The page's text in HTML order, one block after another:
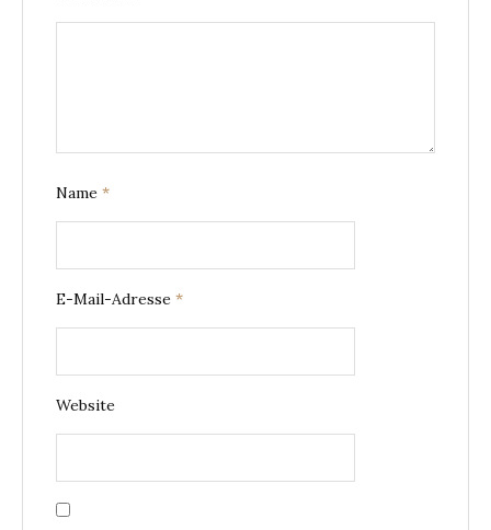
Name *
E-Mail-Adresse *
Website